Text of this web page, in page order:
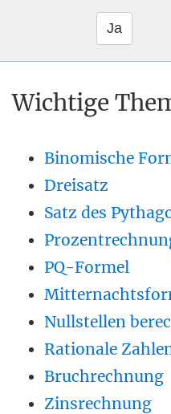
Wichtige
Binomische
Dreisatz
Satz des
PQ-Formel
Nullstellen
Rationale
Bruchrechnung
Zinsrechnung